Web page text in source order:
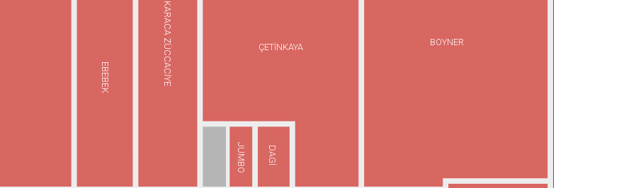
BOYNER
ÇETİNKAYA
DAGİ
EBEBEK
JUMBO
KARACA ZÜCCACİYE